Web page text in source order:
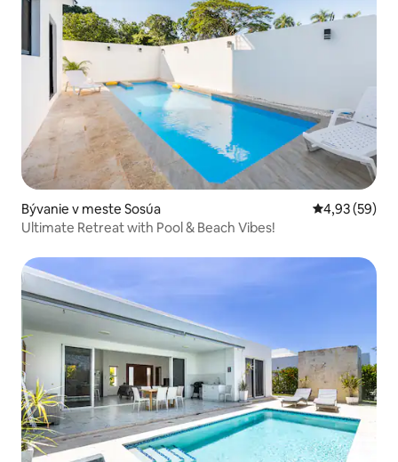
Bývanie v meste Sosúa Priemerné
4,93 (59)
Ultimate Retreat with Pool & Beach Vibes!